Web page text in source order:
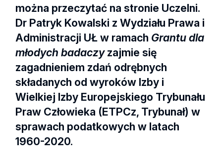
można przeczytać na stronie Uczelni.
Dr Patryk Kowalski z Wydziału Prawa i
Administracji UŁ w ramach Grantu dla
młodych badaczyzajmie się
zagadnieniem zdań odrębnych
składanych od wyroków Izby i
Wielkiej Izby Europejskiego Trybunału
Praw Człowieka (ETPCz, Trybunał) w
sprawach podatkowych w latach
1960-2020.